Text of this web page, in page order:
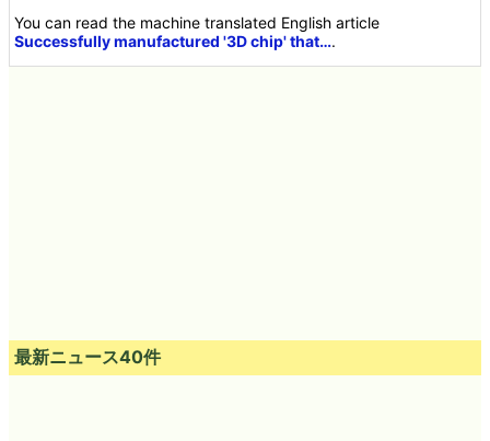
You can read the machine translated English article
Successfully manufactured '3D chip' that….
最新ニュース40件